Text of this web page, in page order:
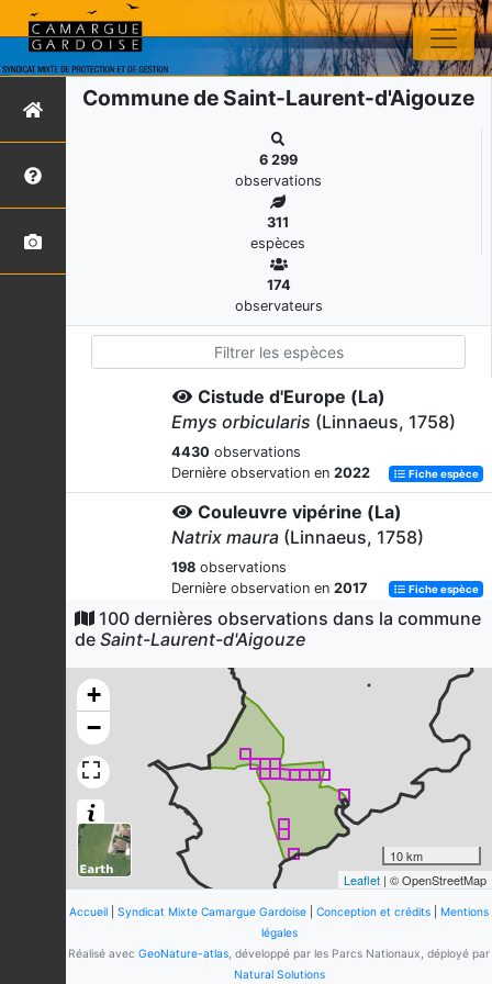
Commune de Saint-Laurent-d'Aigouze
6 299
observations
311
espèces
174
observateurs
Cistude d'Europe (La)
Emys orbicularis (Linnaeus, 1758)
4430 observations
Dernière observation en 2022 Fiche espèce
Couleuvre vipérine (La)
Natrix maura (Linnaeus, 1758)
198 observations
Dernière observation en 2017 Fiche espèce
Lézard des murailles (Le)
Podarcis muralis
observations
Dernière observation en
Fiche espèce
Couleuvre à échelons (La)
Zamenis scalaris(Schinz, 1822)
71
observations
Dernière observation en 2017
Couleuvre de Montpellier (La)
Malpolon monspessulanus
(Hermann, 1804)
observations
Dernière observation en2018 Fiche espèce
100 dernières observations dans la commune
de Saint-Laurent-d'Aigouze
+
−
10 km
Leaflet | © OpenStreetMap
Accueil Syndicat Mixte Camargue Gardoise Conception et crédits
Mentions
légales
Réalisé avec GeoNature-atlas , développé par les Parcs Nationaux, déployé par
Natural Solutions